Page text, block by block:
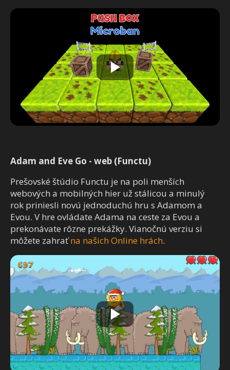
Adam and Eve Go - web (Functu)
Prešovské štúdio Functu je na poli menších
webových a mobilných hier už stálicou a minulý
rok priniesli novú jednoduchú hru s Adamom a
Evou. V hre ovládate Adama na ceste za Evou a
prekonávate rôzne prekážky. Vianočnú verziu si
môžete zahraťna našich Online hrách.